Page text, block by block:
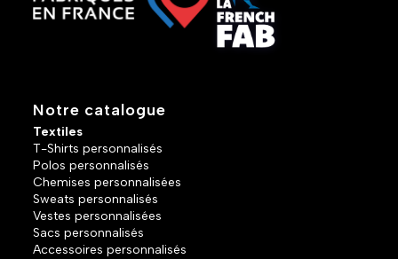
Notre catalogue
Textiles
T-Shirts personnalisés
Polos personnalisés
Chemises personnalisées
Sweats personnalisés
Vestes personnalisées
Sacs personnalisés
Accessoires personnalisés